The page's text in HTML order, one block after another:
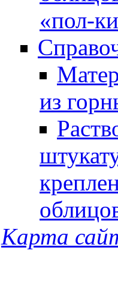
«пол-
из
Карта